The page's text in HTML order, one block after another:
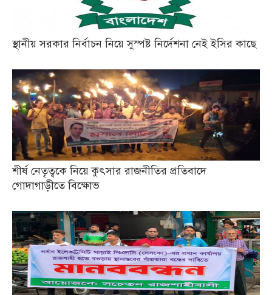
স্থানীয় সরকার নির্বাচন নিয়ে সুস্পষ্ট নির্দেশনা নেই ইসির কাছে
শীর্ষ নেতৃত্বকে নিয়ে কুৎসার রাজনীতির প্রতিবাদে
গোদাগাড়ীতে বিক্ষোভ